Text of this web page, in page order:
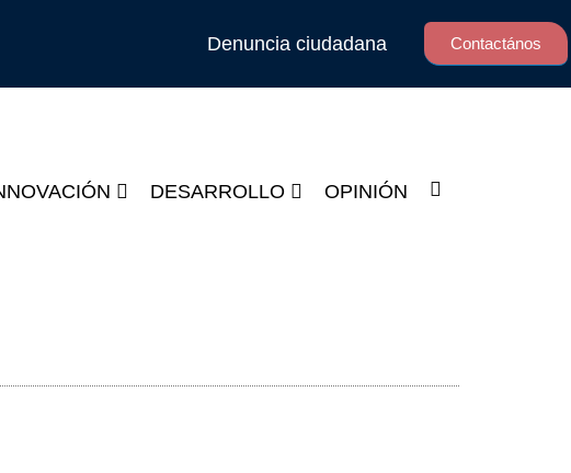
Denuncia ciudadana Contactános
DESARROLLO OPINIÓN